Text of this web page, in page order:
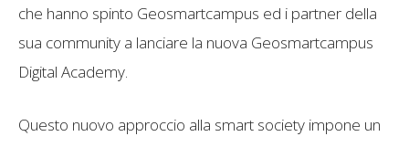
che hanno spinto Geosmartcampus ed i partner della
sua community a lanciare la nuova Geosmartcampus
Digital Academy.
Questo nuovo approccio alla smart society impone un